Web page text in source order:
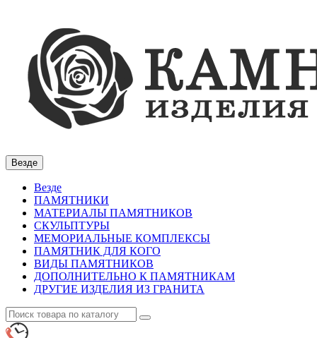
Везде
Везде
ПАМЯТНИКИ
МАТЕРИАЛЫ ПАМЯТНИКОВ
СКУЛЬПТУРЫ
МЕМОРИАЛЬНЫЕ КОМПЛЕКСЫ
ПАМЯТНИК ДЛЯ КОГО
ВИДЫ ПАМЯТНИКОВ
ДОПОЛНИТЕЛЬНО К ПАМЯТНИКАМ
ДРУГИЕ ИЗДЕЛИЯ ИЗ ГРАНИТА